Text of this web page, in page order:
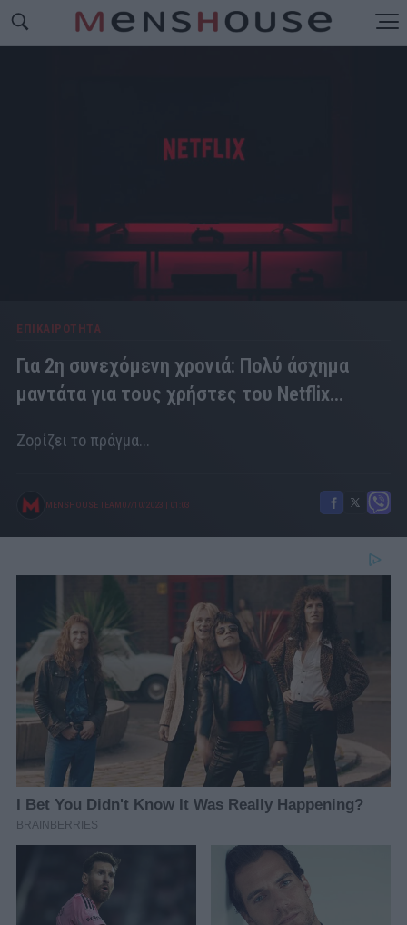
ΕΠΙΚΑΙΡΟΤΗΤΑ
Για 2η συνεχόμενη χρονιά: Πολύ άσχημα
μαντάτα για τους χρήστες του Netflix...
Ζορίζει το πράγμα...
MENSHOUSE TEAM 07/10/2023 01:03